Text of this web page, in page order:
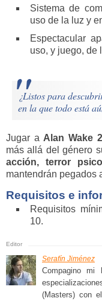
Sistema de
uso de la luz y
Espectacular
uso, y juego, de
¿Listos para
en la que todo está
Jugar aAlan Wake 2
más allá del género
acción, terror
mantendrán pegados
Requisitos e
Requisitos
10.
Serafín Jiménez
Compagino mi
(Masters) con